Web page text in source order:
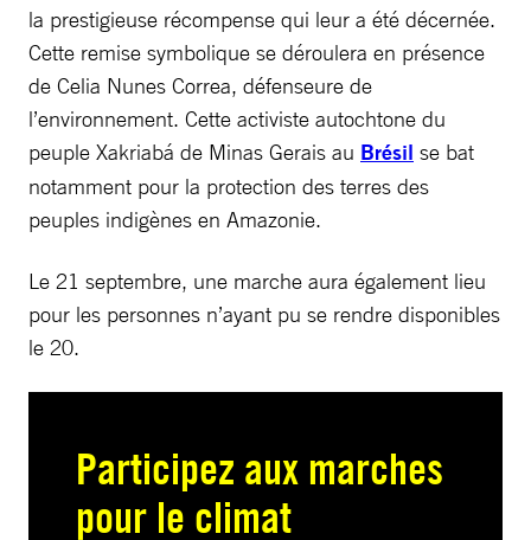
la prestigieuse récompense qui leur a été décernée.
Cette remise symbolique se déroulera en présence
de Celia Nunes Correa, défenseure de
l’environnement. Cette activiste autochtone du
peuple Xakriabá de Minas Gerais au Brésil se bat
notamment pour la protection des terres des
peuples indigènes en Amazonie.
Le 21 septembre, une marche aura également lieu
pour les personnes n’ayant pu se rendre disponibles
le 20.
Participez aux marches
pour le climat